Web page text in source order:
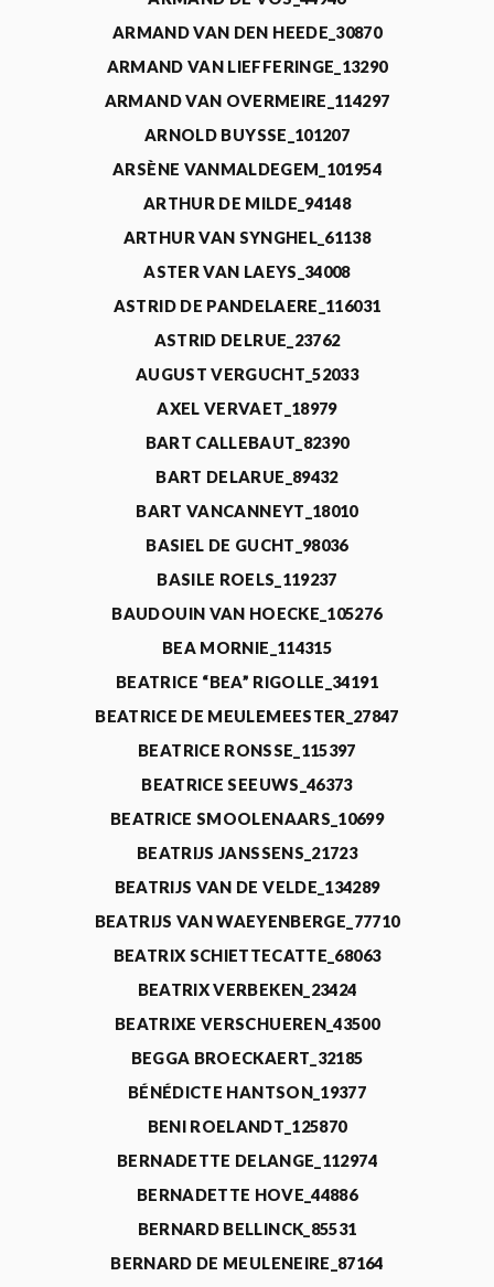
ARMAND VAN DEN HEEDE_30870
ARMAND VAN LIEFFERINGE_13290
ARMAND VAN OVERMEIRE_114297
ARNOLD BUYSSE_101207
ARSÈNE VANMALDEGEM_101954
ARTHUR DE MILDE_94148
ARTHUR VAN SYNGHEL_61138
ASTER VAN LAEYS_34008
ASTRID DE PANDELAERE_116031
ASTRID DELRUE_23762
AUGUST VERGUCHT_52033
AXEL VERVAET_18979
BART CALLEBAUT_82390
BART DELARUE_89432
BART VANCANNEYT_18010
BASIEL DE GUCHT_98036
BASILE ROELS_119237
BAUDOUIN VAN HOECKE_105276
BEA MORNIE_114315
BEATRICE “BEA” RIGOLLE_34191
BEATRICE DE MEULEMEESTER_27847
BEATRICE RONSSE_115397
BEATRICE SEEUWS_46373
BEATRICE SMOOLENAARS_10699
BEATRIJS JANSSENS_21723
BEATRIJS VAN DE VELDE_134289
BEATRIJS VAN WAEYENBERGE_77710
BEATRIX SCHIETTECATTE_68063
BEATRIX VERBEKEN_23424
BEATRIXE VERSCHUEREN_43500
BEGGA BROECKAERT_32185
BÉNÉDICTE HANTSON_19377
BENI ROELANDT_125870
BERNADETTE DELANGE_112974
BERNADETTE HOVE_44886
BERNARD BELLINCK_85531
BERNARD DE MEULENEIRE_87164